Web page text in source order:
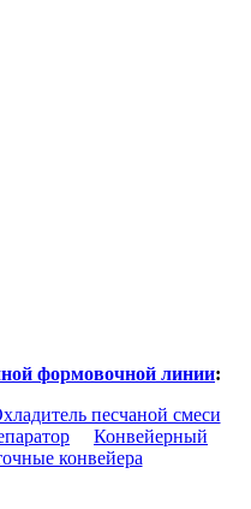
формовочной линии:
песчаной смеси
Конвейерный
конвейера